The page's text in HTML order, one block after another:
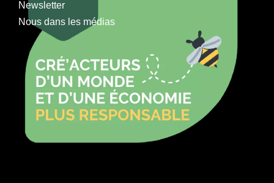
Newsletter
Nous dans les médias